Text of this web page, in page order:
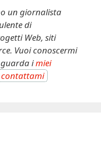
un giornalista
di
Web, siti
Vuoi conoscermi
imiei
contattami